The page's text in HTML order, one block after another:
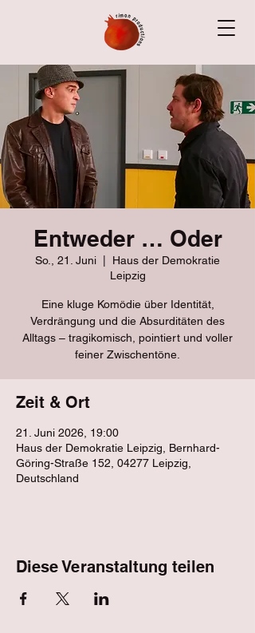
Entweder … Oder
So., 21. Juni
Haus der Demokratie
Leipzig
Eine kluge Komödie über Identität,
Verdrängung und die Absurditäten des
Alltags – tragikomisch, pointiert und voller
feiner Zwischentöne.
Zeit & Ort
21. Juni 2026, 19:00
Haus der Demokratie Leipzig, Bernhard-
Göring-Straße 152, 04277 Leipzig,
Deutschland
Diese Veranstaltung teilen